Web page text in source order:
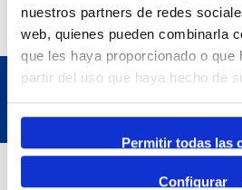
nuestros partners de redes
web, quienes pueden combinarla
que les haya proporcionado o que
partir del uso que haya hecho de
Permitir todas las
Configurar